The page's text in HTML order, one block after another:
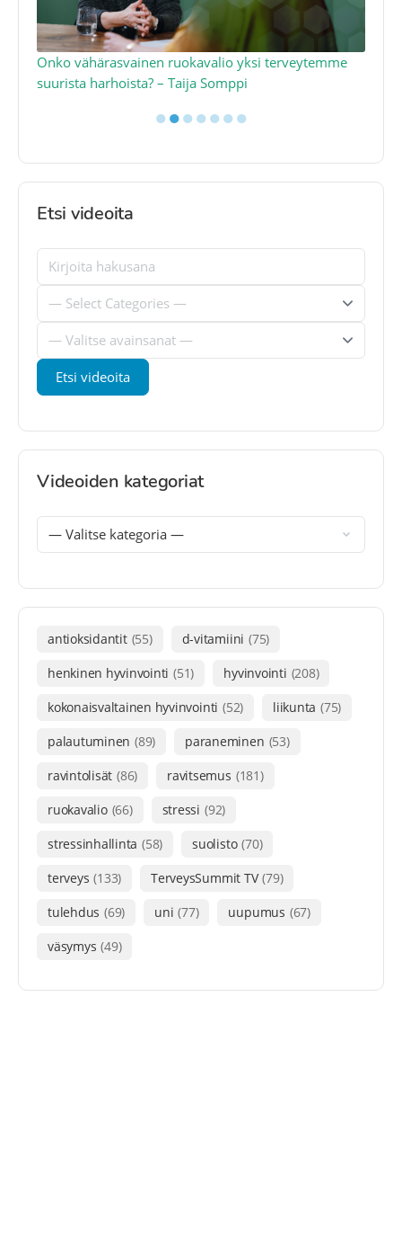
Onko vähärasvainen ruokavalio yksi terveytemme
suurista harhoista? – Taija Somppi
●●●●●●●
Etsi videoita
Videoiden kategoriat
antioksidantit (55) d-vitamiini (75)
henkinen hyvinvointi (51) hyvinvointi (208)
kokonaisvaltainen hyvinvointi (52) liikunta (75)
palautuminen (89) paraneminen (53)
ravintolisät (86) ravitsemus (181)
ruokavalio (66) stressi (92)
stressinhallinta (58) suolisto (70)
terveys (133) TerveysSummit TV (79)
tulehdus (69) uni (77) uupumus (67)
väsymys (49)